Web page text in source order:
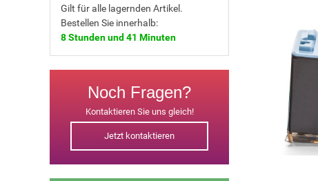
Gilt für alle lagernden Artikel.
Bestellen Sie innerhalb:
8 Stunden und 41 Minuten
Noch Fragen?
Kontaktieren Sie uns gleich!
Jetzt kontaktieren